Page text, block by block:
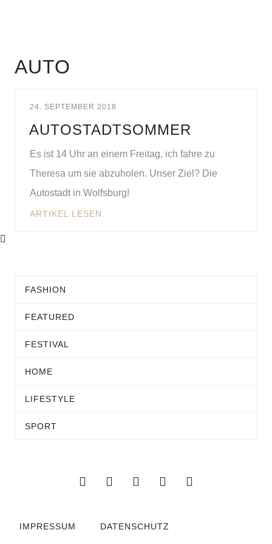
AUTO
24. SEPTEMBER 2018
AUTOSTADTSOMMER
Es ist 14 Uhr an einem Freitag, ich fahre zu
Theresa um sie abzuholen. Unser Ziel? Die
Autostadt in Wolfsburg!
ARTIKEL LESEN
FASHION
FEATURED
FESTIVAL
HOME
LIFESTYLE
SPORT
IMPRESSUM DATENSCHUTZ